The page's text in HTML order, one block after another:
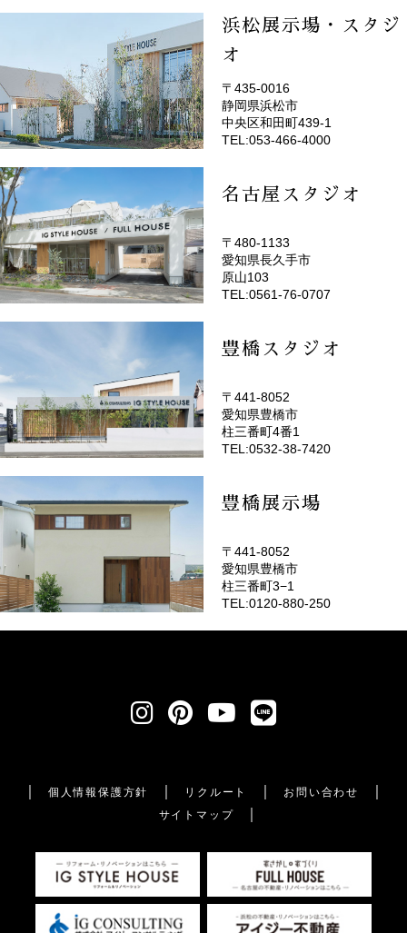
浜松展示場・スタジ
オ
(EMOTOP浜松)
〒435-0016
静岡県浜松市
中央区和田町439-1
TEL:053-466-4000
名古屋スタジオ
(EMOTOP名古屋)
〒480-1133
愛知県長久手市
原山103
TEL:0561-76-0707
豊橋スタジオ
(EMOTOP豊橋)
〒441-8052
愛知県豊橋市
柱三番町4番1
TEL:0532-38-7420
豊橋展示場
〒441-8052
愛知県豊橋市
柱三番町3−1
TEL:0120-880-250
個人情報保護方針 リクルート
お問い合わせ
サイトマップ